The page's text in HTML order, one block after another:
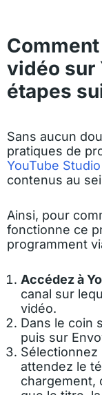
vidéo sur
étapes
Sans aucun
pratiques de
YouTube Studio
contenus au
Ainsi, pour
fonctionne ce
programment
Accédez à
canal sur
vidéo.
Dans le coin
puis sur
attendez le
chargement,